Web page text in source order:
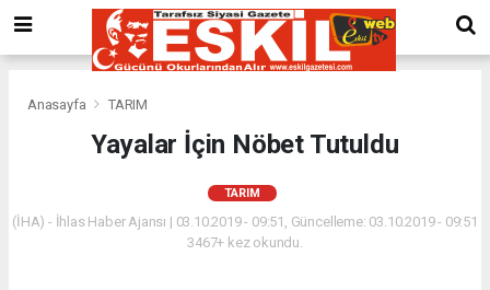
Anasayfa TARIM
Yayalar İçin Nöbet Tutuldu
TARIM
(İHA) - İhlas Haber Ajansı | 03.10.2019 - 09:51, Güncelleme: 03.10.2019 - 09:51
3467+ kez okundu.